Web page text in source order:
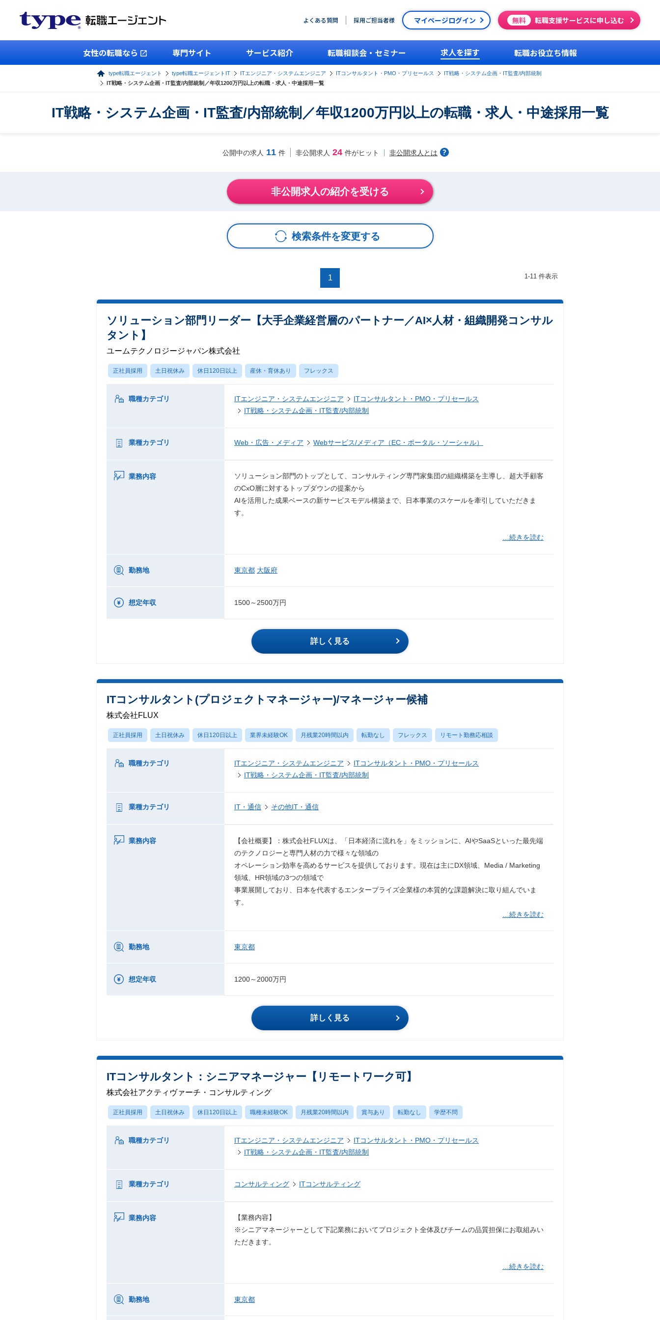
よくある質問 採用ご担当者様 マイページログイン 無料 転職支援サービスに申し込む
女性の転職なら 専門サイト サービス紹介 転職相談会・セミナー 求人を探す 転職お役立ち情報
type転職エージェント type転職エージェントIT ITエンジニア・システムエンジニア ITコンサルタント・PMO・プリセールス
IT戦略・システム企画・IT監査/内部統制
IT戦略・システム企画・IT監査/内部統制／年収1200万円以上の転職・求人・中途採用一覧
IT戦略・システム企画・IT監査/内部統制／年収1200万円以上の転職・求人・中途採用一覧
公開中の求人 11 件 非公開求人 24 件がヒット 非公開求人とは
非公開求人の紹介を受ける
検索条件を変更する
1 1-11 件表示
ソリューション部門リーダー【大手企業経営層のパートナー／AI×人材・組織開発コンサル
タント】
ユームテクノロジージャパン株式会社
正社員採用 土日祝休み 休日120日以上 産休・育休あり フレックス
職種カテゴリ ITエンジニア・システムエンジニア
ITコンサルタント・PMO・プリセールス
IT戦略・システム企画・IT監査/内部統制
業種カテゴリ Web・広告・メディア Webサービス/メディア（EC・ポータル・ソーシャル）
業務内容
ソリューション部門のトップとして、コンサルティング専門家集団の組織構築を主導し、超大手顧客
のCxO層に対するトップダウンの提案から
AIを活用した成果ベースの新サービスモデル構築まで、日本事業のスケールを牽引していただきま
す。
…続きを読む
勤務地 東京都 大阪府
想定年収 1500～2500万円
詳しく見る
ITコンサルタント(プロジェクトマネージャー)/マネージャー候補
株式会社FLUX
正社員採用 土日祝休み 休日120日以上 業界未経験OK 月残業20時間以内 転勤なし フレックス リモート勤務応相談
職種カテゴリ ITエンジニア・システムエンジニア
ITコンサルタント・PMO・プリセールス
IT戦略・システム企画・IT監査/内部統制
業種カテゴリ IT・通信 その他IT・通信
業務内容
【会社概要】：株式会社FLUXは、「日本経済に流れを」をミッションに、AIやSaaSといった最先端
のテクノロジーと専門人材の力で様々な領域の
オペレーション効率を高めるサービスを提供しております。現在は主にDX領域、Media / Marketing
領域、HR領域の3つの領域で
事業展開しており、日本を代表するエンタープライズ企業様の本質的な課題解決に取り組んでいま
す。
…続きを読む
勤務地 東京都
想定年収 1200～2000万円
詳しく見る
ITコンサルタント：シニアマネージャー【リモートワーク可】
株式会社アクティヴァーチ・コンサルティング
正社員採用 土日祝休み 休日120日以上 職種未経験OK 月残業20時間以内 賞与あり 転勤なし 学歴不問
職種カテゴリ ITエンジニア・システムエンジニア
ITコンサルタント・PMO・プリセールス
IT戦略・システム企画・IT監査/内部統制
業種カテゴリ コンサルティング ITコンサルティング
業務内容
【業務内容】
※シニアマネージャーとして下記業務においてプロジェクト全体及びチームの品質担保にお取組みい
ただきます。
…続きを読む
勤務地 東京都